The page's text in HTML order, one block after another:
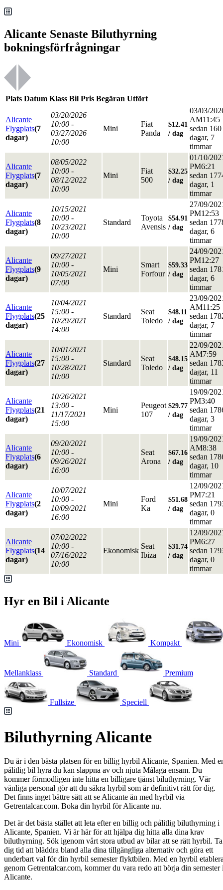
Alicante Senaste Biluthyrning
bokningsförfrågningar
Plats Datum Klass Bil Pris Begäran Utfört
Alicante
Flygplats(7
dagar)
03/20/2026
10:00 -
03/27/2026
10:00
Mini
Fiat
Panda
$12.41
/ dag
03/03/
AM11:45
sedan 160
dagar, 7
timmar
Alicante
Flygplats(7
dagar)
08/05/2022
10:00 -
08/12/2022
10:00
Mini
Fiat
500
$32.25
/ dag
01/10/
PM6:21
sedan
dagar, 1
timmar
Alicante
Flygplats(8
dagar)
10/15/2021
10:00 -
10/23/2021
10:00
Standard
Toyota
Avensis
$54.91
/ dag
27/09/
PM12:53
sedan
dagar, 6
timmar
Alicante
Flygplats(9
dagar)
09/27/2021
10:00 -
10/05/2021
07:00
Mini
Smart
Forfour
$59.33
/ dag
24/09/
PM12:27
sedan
dagar, 6
timmar
Alicante
Flygplats(25
dagar)
10/04/2021
15:00 -
10/29/2021
14:00
Standard
Seat
Toledo
$48.11
/ dag
23/09/
AM11:25
sedan
dagar, 7
timmar
Alicante
Flygplats(27
dagar)
10/01/2021
15:00 -
10/28/2021
10:00
Standard
Seat
Toledo
$48.15
/ dag
22/09/
AM7:59
sedan
dagar, 11
timmar
Alicante
Flygplats(21
dagar)
10/26/2021
13:00 -
11/17/2021
15:00
Mini
Peugeot
107
$29.77
/ dag
19/09/
PM3:40
sedan
dagar, 3
timmar
Alicante
Flygplats(6
dagar)
09/20/2021
10:00 -
09/26/2021
16:00
Seat
Arona
$67.16
/ dag
19/09/
AM8:38
sedan
dagar, 10
timmar
Alicante
Flygplats(2
dagar)
10/07/2021
10:00 -
10/09/2021
16:00
Mini
Ford
Ka
$51.68
/ dag
12/09/
PM7:21
sedan
dagar, 0
timmar
Alicante
Flygplats(14
dagar)
07/02/2022
10:00 -
07/16/2022
10:00
Ekonomisk
Seat
Ibiza
$31.74
/ dag
12/09/
PM6:27
sedan
dagar, 0
timmar
Hyr en Bil i Alicante
Mini Ekonomisk Kompakt
Mellanklass Standard Premium
Fullsize Speciell
Biluthyrning Alicante
Du är i den bästa platsen för en billig hyrbil Alicante, Spanien. Med
pålitlig bil hyra du kan slappna av och njuta Málaga ensam. Du
kommer förmodligen inte hitta en billigare tjänst biluthyrning. Vår
vänliga personal gör att du säkra hyrbil som är definitivt rätt för dig.
Det finns inget bättre sätt att se Alicante än med hyrbil via
Getrentalcar.com. Boka din hyrbil för Alicante nu.
Det är det bästa stället att leta efter en billig och pålitlig biluthyrning i
Alicante, Spanien. Vi är här för att hjälpa dig hitta alla dina krav
biluthyrning. Sök igenom vårt stora utbud av bilar att se rätt hyrbil. Ta
dig tid att bläddra bland alla dina tillgängliga alternativ och göra ett
underbart val för din hyrbil semester flyktbilen. Med en hyrbil
genom Getrentalcar.com, kommer du vara redo att börja din semester
Alicante.